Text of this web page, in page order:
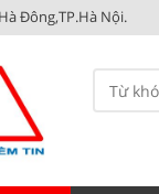
Đông,TP.Hà Nội.